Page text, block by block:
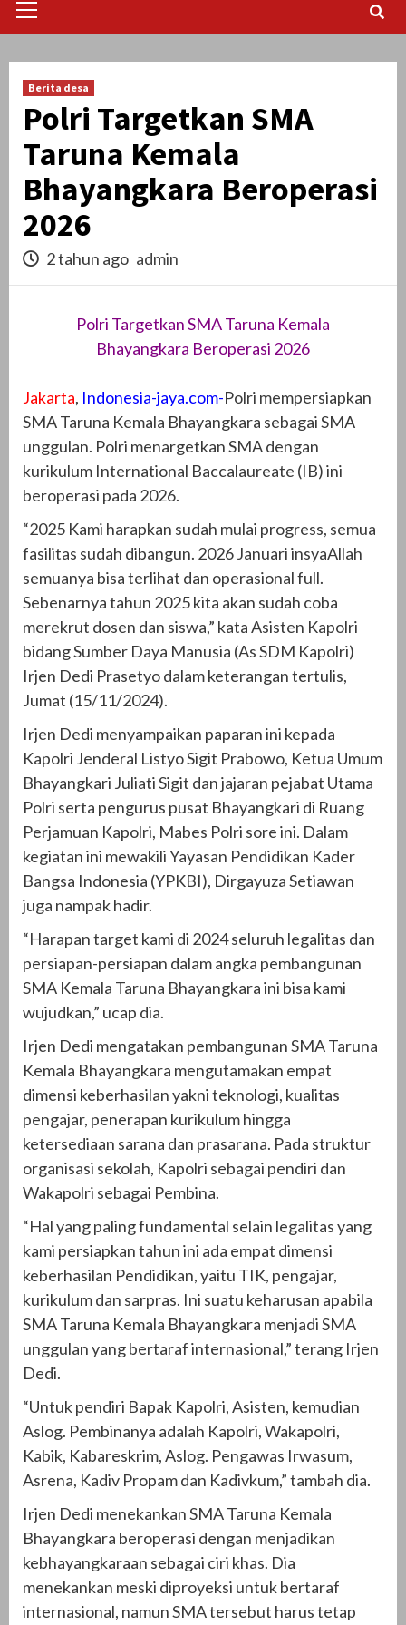
Menu
Berita desa
Polri Targetkan SMA
Taruna Kemala
Bhayangkara Beroperasi
2026
2 tahun ago admin
Polri Targetkan SMA Taruna Kemala
Bhayangkara Beroperasi 2026
Jakarta, Indonesia-jaya.com-Polri mempersiapkan
SMA Taruna Kemala Bhayangkara sebagai SMA
unggulan. Polri menargetkan SMA dengan
kurikulum International Baccalaureate (IB) ini
beroperasi pada 2026.
“2025 Kami harapkan sudah mulai progress, semua
fasilitas sudah dibangun. 2026 Januari insyaAllah
semuanya bisa terlihat dan operasional full.
Sebenarnya tahun 2025 kita akan sudah coba
merekrut dosen dan siswa,” kata Asisten Kapolri
bidang Sumber Daya Manusia (As SDM Kapolri)
Irjen Dedi Prasetyo dalam keterangan tertulis,
Jumat (15/11/2024).
Irjen Dedi menyampaikan paparan ini kepada
Kapolri Jenderal Listyo Sigit Prabowo, Ketua Umum
Bhayangkari Juliati Sigit dan jajaran pejabat Utama
Polri serta pengurus pusat Bhayangkari di Ruang
Perjamuan Kapolri, Mabes Polri sore ini. Dalam
kegiatan ini mewakili Yayasan Pendidikan Kader
Bangsa Indonesia (YPKBI), Dirgayuza Setiawan
juga nampak hadir.
“Harapan target kami di 2024 seluruh legalitas dan
persiapan-persiapan dalam angka pembangunan
SMA Kemala Taruna Bhayangkara ini bisa kami
wujudkan,” ucap dia.
Irjen Dedi mengatakan pembangunan SMA Taruna
Kemala Bhayangkara mengutamakan empat
dimensi keberhasilan yakni teknologi, kualitas
pengajar, penerapan kurikulum hingga
ketersediaan sarana dan prasarana. Pada struktur
organisasi sekolah, Kapolri sebagai pendiri dan
Wakapolri sebagai Pembina.
“Hal yang paling fundamental selain legalitas yang
kami persiapkan tahun ini ada empat dimensi
keberhasilan Pendidikan, yaitu TIK, pengajar,
kurikulum dan sarpras. Ini suatu keharusan apabila
SMA Taruna Kemala Bhayangkara menjadi SMA
unggulan yang bertaraf internasional,” terang Irjen
Dedi.
“Untuk pendiri Bapak Kapolri, Asisten, kemudian
Aslog. Pembinanya adalah Kapolri, Wakapolri,
Kabik, Kabareskrim, Aslog. Pengawas Irwasum,
Asrena, Kadiv Propam dan Kadivkum,” tambah dia.
Irjen Dedi menekankan SMA Taruna Kemala
Bhayangkara beroperasi dengan menjadikan
kebhayangkaraan sebagai ciri khas. Dia
menekankan meski diproyeksi untuk bertaraf
internasional, namun SMA tersebut harus tetap